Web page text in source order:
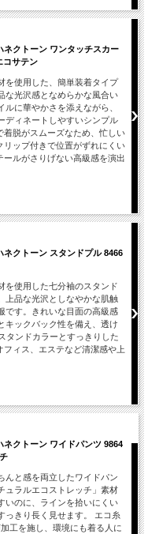
ネクトーン ワンタッチスカー
コサテン
を使用した、簡単装着タイプ
な光沢感となめらかな風合い
に華やかさを添えながら、
ディネートしやすいシンプル
脱がスムーズなため、忙しい
ップ付きで位置がずれにくい
ルがさりげない高級感を演出
ネクトーン スタンドプル 8466
を使用した七分袖のスタンド
上品な光沢としなやかな肌触
です。きれいな目面の高級感
キックバック性を備え、透け
タンドカラーとすっきりした
ィス、エステなど清潔感や上
ネクトーン ワイドパンツ 9864
んと感を両立したワイドパン
ュラルエコストレッチ」素材
いのに、ラインを拾いにくい
っきり長く見せます。 エコ糸
工を施し、環境にも着る人に